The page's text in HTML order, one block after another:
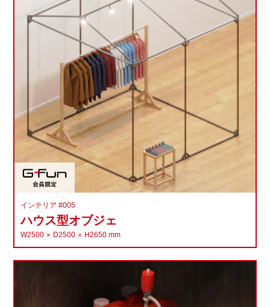
インテリア #005
ハウス型オブジェ
W2500 D2500 H2650 mm